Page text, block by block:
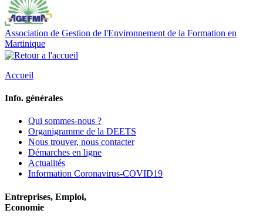
Association de Gestion de l'Environnement de la Formation en
Martinique
Accueil
Info. générales
Qui sommes-nous ?
Organigramme de la DEETS
Nous trouver, nous contacter
Démarches en ligne
Actualités
Information Coronavirus-COVID19
Entreprises, Emploi,
Economie